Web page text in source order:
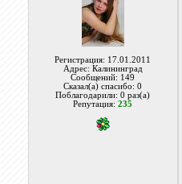
Регистрация: 17.01.2011
Адрес: Калининград
Сообщений: 149
Сказал(а) спасибо: 0
Поблагодарили: 0 раз(а)
Репутация:235